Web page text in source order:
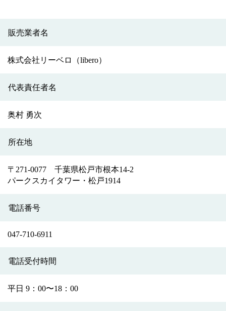
販売業者名
株式会社リーベロ（libero）
代表責任者名
奥村 勇次
所在地
〒271-0077 千葉県松戸市根本14-2
パークスカイタワー・松戸1914
電話番号
047-710-6911
電話受付時間
平日 9：00〜18：00